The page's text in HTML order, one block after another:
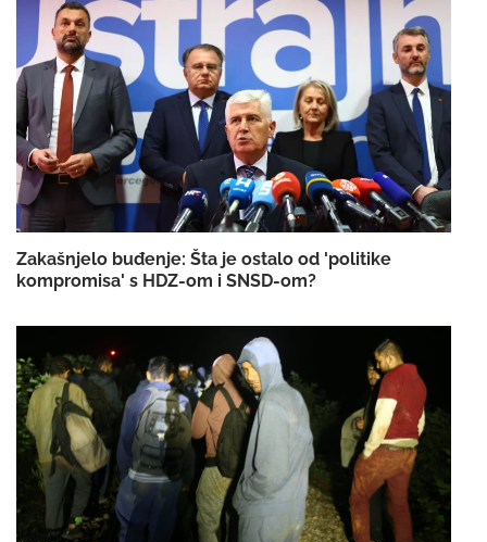
Zakašnjelo buđenje: Šta je ostalo od 'politike
kompromisa' s HDZ-om i SNSD-om?